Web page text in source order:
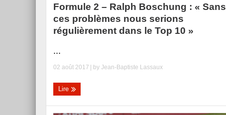
Formule 2 – Ralph Boschung : « Sans
ces problèmes nous serions
régulièrement dans le Top 10 »
...
02 août 2017 | by Jean-Baptiste Lassaux
Lire